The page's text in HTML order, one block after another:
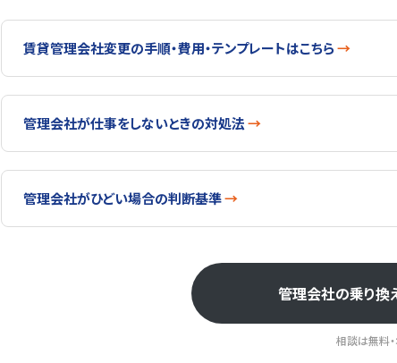
賃貸管理会社変更の手順・費用・テンプレートはこちら
管理会社が仕事をしないときの対処法
管理会社がひどい場合の判断基準
管理会社の乗り換
相談は無料